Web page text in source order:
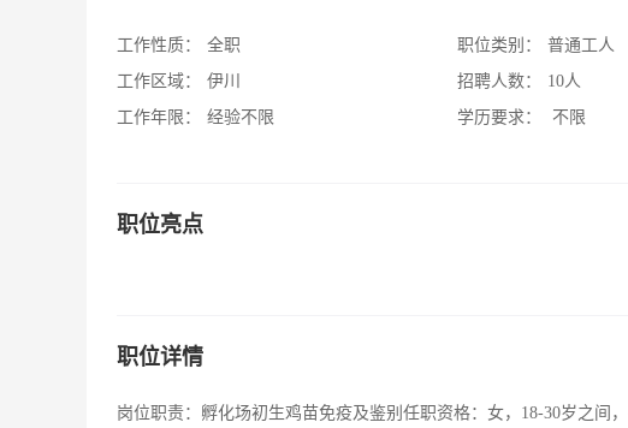
工作性质：
全职
工作区域：
伊川
工作年限：
经验不限
职位类别：
普通工人
招聘人数：
10人
学历要求：
不限
职位亮点
职位详情
岗位职责：孵化场初生鸡苗免疫及鉴别任职资格：女，18-30岁之间